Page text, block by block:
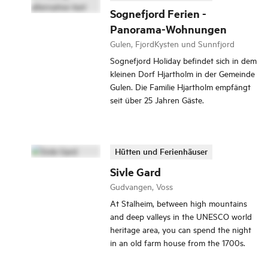
Sognefjord Ferien -
Panorama-Wohnungen
Gulen, FjordKysten und Sunnfjord
Sognefjord Holiday befindet sich in dem
kleinen Dorf Hjartholm in der Gemeinde
Gulen. Die Familie Hjartholm empfängt
seit über 25 Jahren Gäste.
Sivle Gard
Hütten und Ferienhäuser
Gudvangen, Voss
At Stalheim, between high mountains
and deep valleys in the UNESCO world
heritage area, you can spend the night
in an old farm house from the 1700s.